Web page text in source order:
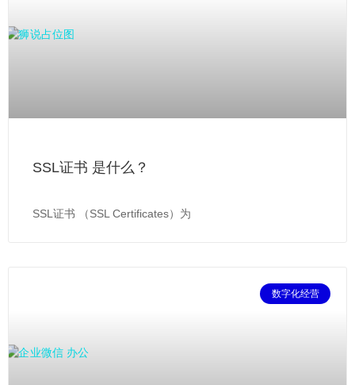
SSL证书 是什么？
SSL证书 （SSL Certificates）为
数字化经营